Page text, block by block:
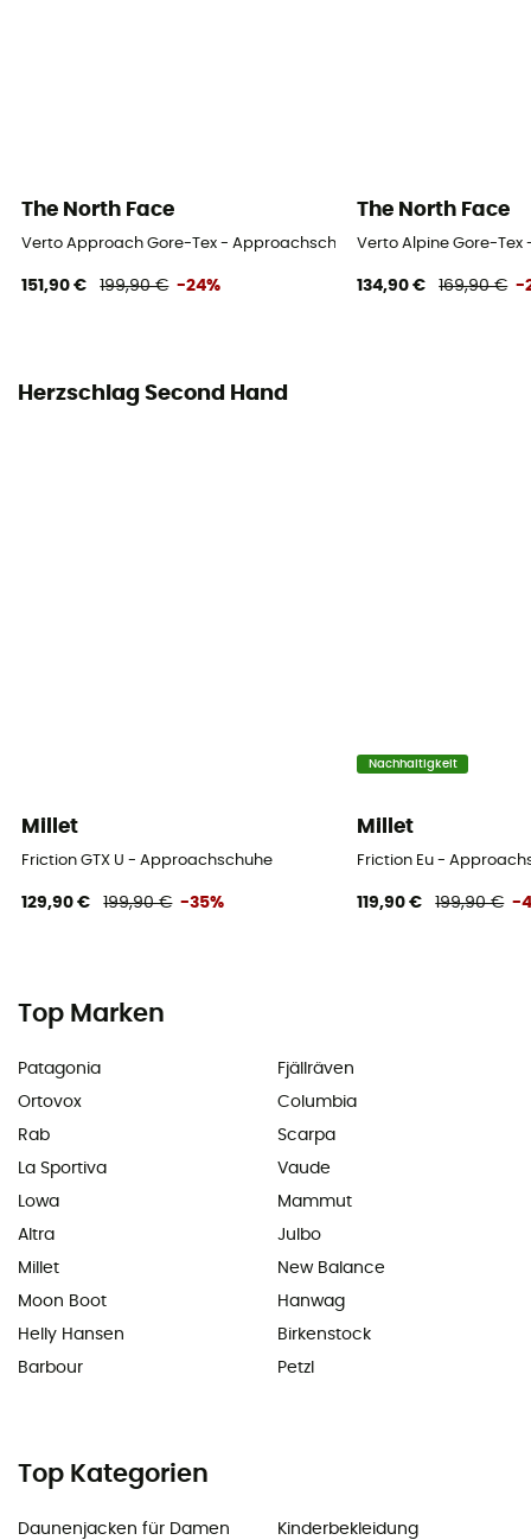
The North Face
Verto Approach Gore-Tex - Approachschuhe
151,90 € 199,90 € -24%
The North Face
Verto Alpine Gore-
134,90 € 169,90 € -
Herzschlag Second Hand
Millet
Friction GTX U - Approachschuhe
129,90 € 199,90 € -35%
Nachhaltigkeit
Millet
Friction Eu -
119,90 € 199,90 € -
Top Marken
Patagonia
Ortovox
Rab
La Sportiva
Lowa
Altra
Millet
Moon Boot
Helly Hansen
Barbour
Fjällräven
Columbia
Scarpa
Vaude
Mammut
Julbo
New Balance
Hanwag
Birkenstock
Petzl
Top Kategorien
Daunenjacken für Damen
Kinderbekleidung